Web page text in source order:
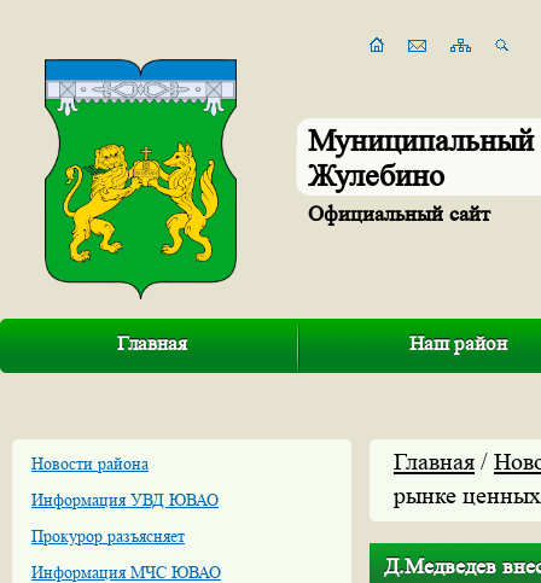
Муниципальный
Жулебино
Официальный сайт
Главная Наш район
Новости района
Информация УВД ЮВАО
Прокурор разъясняет
Информация МЧС ЮВАО
Главная /
рынке
Д.Медведев